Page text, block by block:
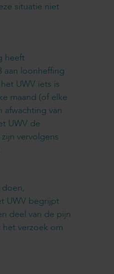
situatie niet
heeft
aan loonheffing
UWV iets is
maand (of elke
van
UWV de
vervolgens
UWV begrijpt
deel van de pijn
verzoek om